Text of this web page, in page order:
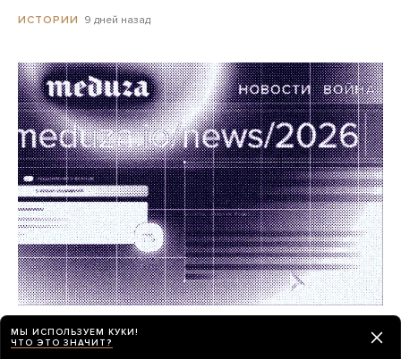
ИСТОРИИ 9 дней назад
Работа в «Медузе»! Мы ищем редактора
в отдел новостей
МЫ ИСПОЛЬЗУЕМ КУКИ!
ЧТО ЭТО ЗНАЧИТ?